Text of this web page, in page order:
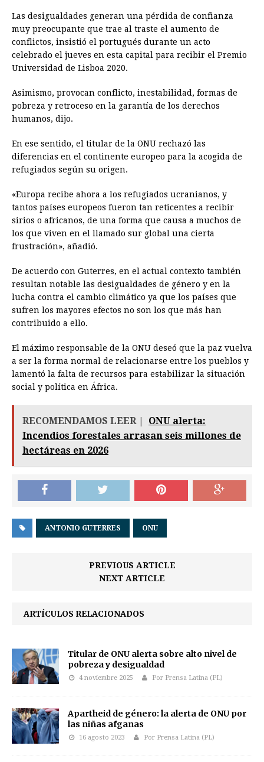
Las desigualdades generan una pérdida de confianza
muy preocupante que trae al traste el aumento de
conflictos, insistió el portugués durante un acto
celebrado el jueves en esta capital para recibir el Premio
Universidad de Lisboa 2020.
Asimismo, provocan conflicto, inestabilidad, formas de
pobreza y retroceso en la garantía de los derechos
humanos, dijo.
En ese sentido, el titular de la ONU rechazó las
diferencias en el continente europeo para la acogida de
refugiados según su origen.
«Europa recibe ahora a los refugiados ucranianos, y
tantos países europeos fueron tan reticentes a recibir
sirios o africanos, de una forma que causa a muchos de
los que viven en el llamado sur global una cierta
frustración», añadió.
De acuerdo con Guterres, en el actual contexto también
resultan notable las desigualdades de género y en la
lucha contra el cambio climático ya que los países que
sufren los mayores efectos no son los que más han
contribuido a ello.
El máximo responsable de la ONU deseó que la paz vuelva
a ser la forma normal de relacionarse entre los pueblos y
lamentó la falta de recursos para estabilizar la situación
social y política en África.
RECOMENDAMOS LEER |
ONU alerta:
Incendios forestales arrasan seis millones de
hectáreas en 2026
ANTONIO GUTERRES ONU
PREVIOUS ARTICLE
NEXT ARTICLE
ARTÍCULOS RELACIONADOS
Titular de ONU alerta sobre alto nivel de
pobreza y desigualdad
4 noviembre 2025 Por Prensa Latina (PL)
Apartheid de género: la alerta de ONU por
las niñas afganas
16 agosto 2023 Por Prensa Latina (PL)